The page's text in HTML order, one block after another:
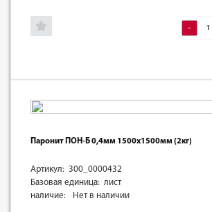
-
Паронит ПОН-Б 0,4мм 1500х1500мм (2кг)
Артикул: 300_0000432
Базовая единица: лист
наличие:
Нет в наличии